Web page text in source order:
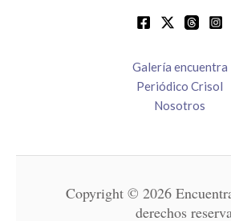
Galería encuentra
Periódico Crisol
Nosotros
Copyright © 2026
derechos